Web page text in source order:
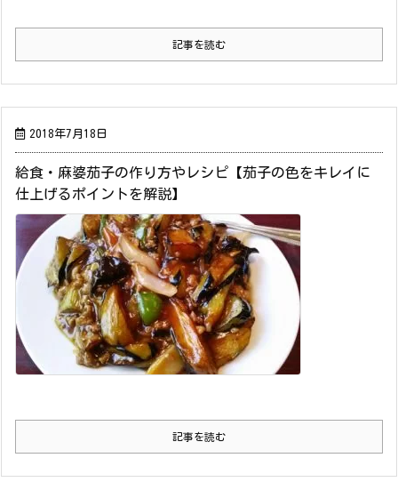
記事を読む
2018年7月18日
給食・麻婆茄子の作り方やレシピ【茄子の色をキレイに
仕上げるポイントを解説】
記事を読む